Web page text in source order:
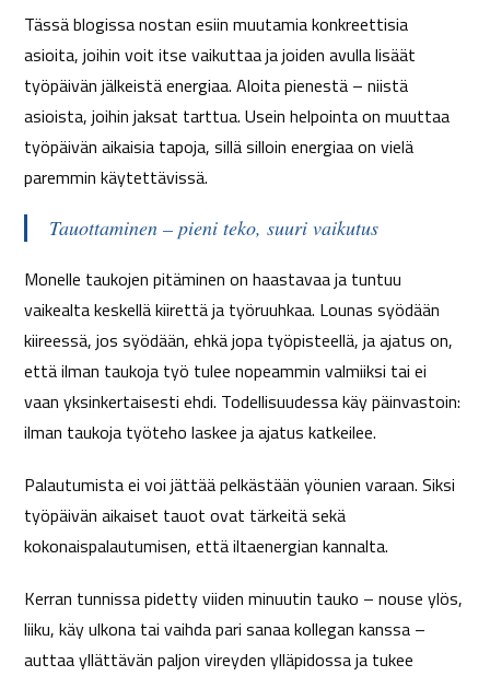
Tässä blogissa nostan esiin muutamia konkreettisia
asioita, joihin voit itse vaikuttaa ja joiden avulla lisäät
työpäivän jälkeistä energiaa. Aloita pienestä – niistä
asioista, joihin jaksat tarttua. Usein helpointa on muuttaa
työpäivän aikaisia tapoja, sillä silloin energiaa on vielä
paremmin käytettävissä.
Tauottaminen – pieni teko, suuri vaikutus
Monelle taukojen pitäminen on haastavaa ja tuntuu
vaikealta keskellä kiirettä ja työruuhkaa. Lounas syödään
kiireessä, jos syödään, ehkä jopa työpisteellä, ja ajatus on,
että ilman taukoja työ tulee nopeammin valmiiksi tai ei
vaan yksinkertaisesti ehdi. Todellisuudessa käy päinvastoin:
ilman taukoja työteho laskee ja ajatus katkeilee.
Palautumista ei voi jättää pelkästään yöunien varaan. Siksi
työpäivän aikaiset tauot ovat tärkeitä sekä
kokonaispalautumisen, että iltaenergian kannalta.
Kerran tunnissa pidetty viiden minuutin tauko – nouse ylös,
liiku, käy ulkona tai vaihda pari sanaa kollegan kanssa –
auttaa yllättävän paljon vireyden ylläpidossa ja tukee